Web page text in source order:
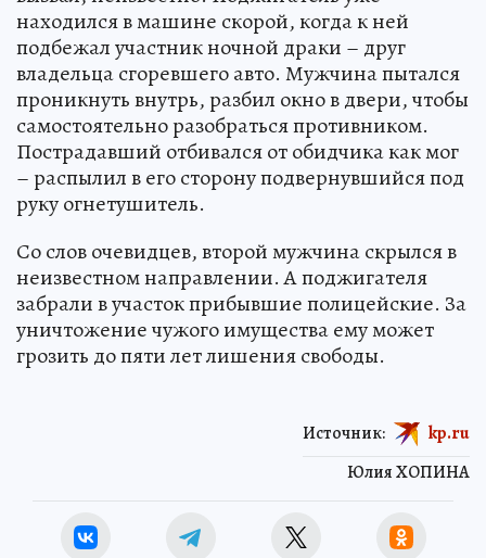
находился в машине скорой, когда к ней
подбежал участник ночной драки – друг
владельца сгоревшего авто. Мужчина пытался
проникнуть внутрь, разбил окно в двери, чтобы
самостоятельно разобраться противником.
Пострадавший отбивался от обидчика как мог
– распылил в его сторону подвернувшийся под
руку огнетушитель.
Со слов очевидцев, второй мужчина скрылся в
неизвестном направлении. А поджигателя
забрали в участок прибывшие полицейские. За
уничтожение чужого имущества ему может
грозить до пяти лет лишения свободы.
Юлия ХОПИНА
Источник: kp.ru